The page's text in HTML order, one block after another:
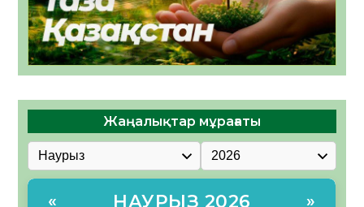
Жаңалықтар мұрағаты
« НАУРЫЗ 2026 »